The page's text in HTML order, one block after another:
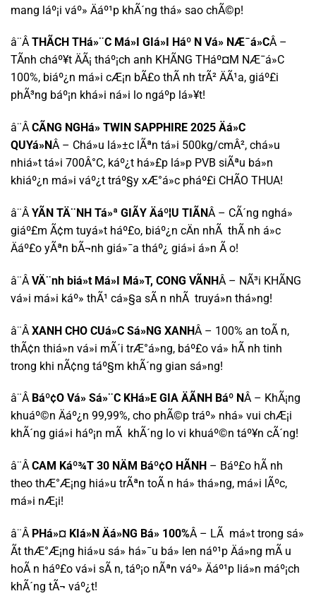
mang láº¡i váº» Äáº¹p khÃ´ng thá» sao chÃ©p!
â¨Â THÃCH THá»¨C Má»I GIá»I Háº N Vá» NÆ¯á»CÂ –
TÃ­nh cháº¥t ÄÃ¡ tháº¡ch anh KHÃNG THáº¤M NÆ¯á»C
100%, biáº¿n má»i cÆ¡n bÃ£o thÃ nh trÃ² ÄÃ¹a, giáº£i
phÃ³ng báº¡n khá»i ná»i lo ngáº­p lá»¥t!
â¨Â CÃNG NGHá» TWIN SAPPHIRE 2025 Äá»C
QUYá»NÂ – Chá»u lá»±c lÃªn tá»i 500kg/cmÂ², chá»u
nhiá»t tá»i 700Â°C, káº¿t há»£p lá»p PVB siÃªu bá»n
khiáº¿n má»i váº¿t tráº§y xÆ°á»c pháº£i CHÃO THUA!
â¨Â YÃN TÄ¨NH Tá»ª GIÃY Äáº¦U TIÃNÂ – CÃ´ng nghá»
giáº£m Ã¢m tuyá»t háº£o, biáº¿n cÄn nhÃ thÃ nh á»c
Äáº£o yÃªn bÃ¬nh giá»¯a tháº¿ giá»i á»n Ã o!
â¨Â VÄ¨nh biá»t Má»I Má»T, CONG VÃNHÂ – NÃ³i KHÃNG
vá»i má»i káº» thÃ¹ cá»§a sÃ n nhÃ truyá»n thá»ng!
â¨Â XANH CHO CUá»C Sá»NG XANHÂ – 100% an toÃ n,
thÃ¢n thiá»n vá»i mÃ´i trÆ°á»ng, báº£o vá» hÃ nh tinh
trong khi nÃ¢ng táº§m khÃ´ng gian sá»ng!
â¨Â Báº¢O Vá» Sá»¨C KHá»E GIA ÄÃNH Báº NÂ – KhÃ¡ng
khuáº©n Äáº¿n 99,99%, cho phÃ©p tráº» nhá» vui chÆ¡i
khÃ´ng giá»i háº¡n mÃ khÃ´ng lo vi khuáº©n táº¥n cÃ´ng!
â¨Â CAM Káº¾T 30 NÄM Báº¢O HÃNH – Báº£o hÃ nh
theo thÆ°Æ¡ng hiá»u trÃªn toÃ n há» thá»ng, má»i lÃºc,
má»i nÆ¡i!
â¨Â PHá»¤ KIá»N Äá»NG Bá» 100%Â – LÃ má»t trong sá»
Ã­t thÆ°Æ¡ng hiá»u sá» há»¯u bá» len náº¹p Äá»ng mÃ u
hoÃ n háº£o vá»i sÃ n, táº¡o nÃªn váº» Äáº¹p liá»n máº¡ch
khÃ´ng tÃ¬ váº¿t!